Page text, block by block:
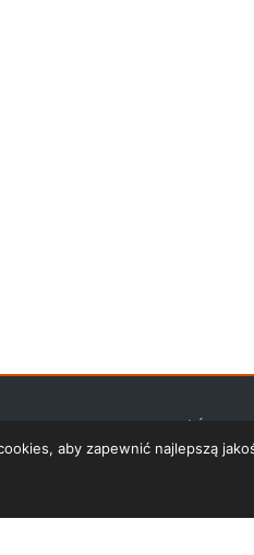
aby zapewnić najlepszą
STRONA GŁÓWNA